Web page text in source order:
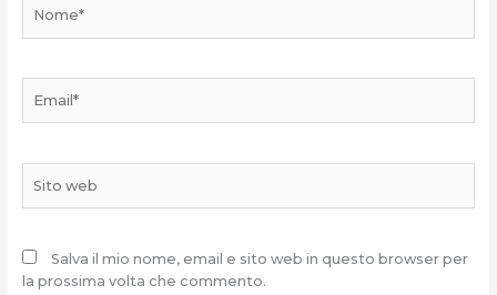
web
Salva il mio nome, email e sito web in questo browser per
la prossima volta che commento.